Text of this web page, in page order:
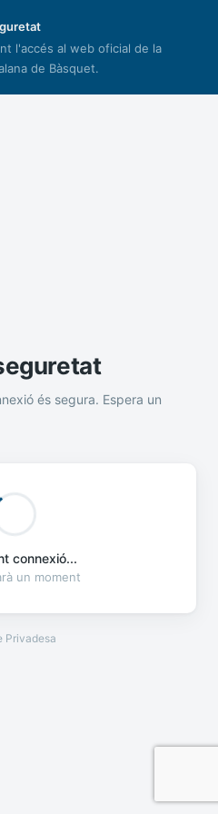
l'accés al web oficial de la
de Bàsquet.
és segura. Espera un
connexió...
un moment
Privadesa